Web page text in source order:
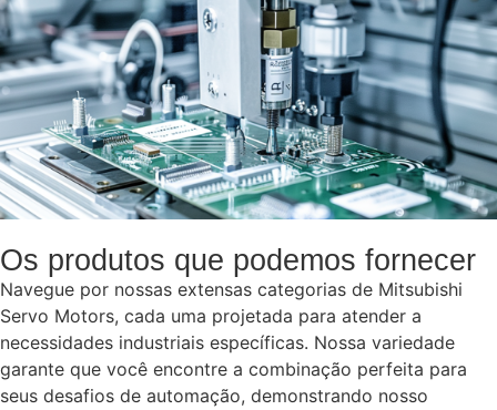
Os produtos que podemos fornecer
Navegue por nossas extensas categorias de Mitsubishi
Servo Motors, cada uma projetada para atender a
necessidades industriais específicas. Nossa variedade
garante que você encontre a combinação perfeita para
seus desafios de automação, demonstrando nosso